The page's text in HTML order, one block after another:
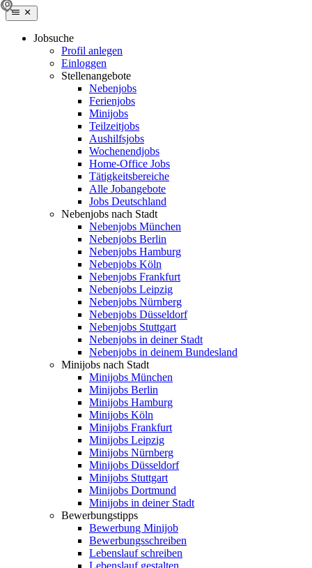
Jobsuche
Profil anlegen
Einloggen
Stellenangebote
Nebenjobs
Ferienjobs
Minijobs
Teilzeitjobs
Aushilfsjobs
Wochenendjobs
Home-Office Jobs
Tätigkeitsbereiche
Alle Jobangebote
Jobs Deutschland
Nebenjobs nach Stadt
Nebenjobs München
Nebenjobs Berlin
Nebenjobs Hamburg
Nebenjobs Köln
Nebenjobs Frankfurt
Nebenjobs Leipzig
Nebenjobs Nürnberg
Nebenjobs Düsseldorf
Nebenjobs Stuttgart
Nebenjobs in deiner Stadt
Nebenjobs in deinem Bundesland
Minijobs nach Stadt
Minijobs München
Minijobs Berlin
Minijobs Hamburg
Minijobs Köln
Minijobs Frankfurt
Minijobs Leipzig
Minijobs Nürnberg
Minijobs Düsseldorf
Minijobs Stuttgart
Minijobs Dortmund
Minijobs in deiner Stadt
Bewerbungstipps
Bewerbung Minijob
Bewerbungsschreiben
Lebenslauf schreiben
Lebenslauf gestalten